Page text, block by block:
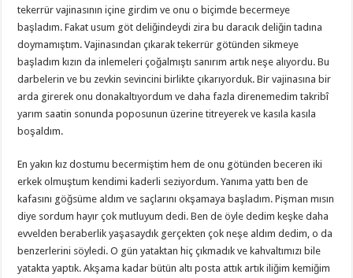
tekerrür vajinasının içine girdim ve onu o biçimde becermeye
başladım. Fakat usum göt deliğindeydi zira bu daracık deliğin tadına
doymamıştım. Vajinasından çıkarak tekerrür götünden sikmeye
başladım kızın da inlemeleri çoğalmıştı sanırım artık neşe alıyordu. Bu
darbelerin ve bu zevkin sevincini birlikte çıkarıyorduk. Bir vajinasına bir
arda girerek onu donakaltıyordum ve daha fazla direnemedim takribî
yarım saatin sonunda poposunun üzerine titreyerek ve kasıla kasıla
boşaldım.
En yakın kız dostumu becermiştim hem de onu götünden beceren iki
erkek olmuştum kendimi kaderli seziyordum. Yanıma yattı ben de
kafasını göğsüme aldım ve saçlarını okşamaya başladım. Pişman mısın
diye sordum hayır çok mutluyum dedi. Ben de öyle dedim keşke daha
evvelden beraberlik yaşasaydık gerçekten çok neşe aldım dedim, o da
benzerlerini söyledi. O gün yataktan hiç çıkmadık ve kahvaltımızı bile
yatakta yaptık. Akşama kadar bütün altı posta attık artık iliğim kemiğim